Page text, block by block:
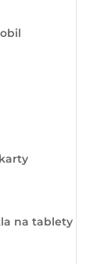
na tablety